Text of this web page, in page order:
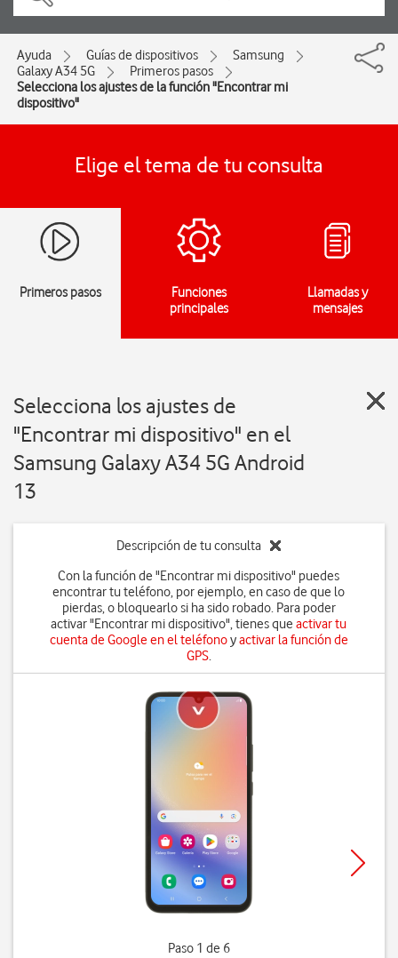
Ayuda Guías de dispositivos
Samsung
Galaxy A34 5G
Primeros pasos
Selecciona los ajustes de la función "Encontrar mi
dispositivo"
Elige el tema de tu consulta
Primeros pasos
Funciones
principales
Llamadas y
mensajes
Selecciona los ajustes de
"Encontrar mi dispositivo" en el
Samsung Galaxy A34 5G Android
13
Descripción de tu consulta
Con la función de "Encontrar mi dispositivo" puedes
encontrar tu teléfono, por ejemplo, en caso de que lo
pierdas, o bloquearlo si ha sido robado. Para poder
activar "Encontrar mi dispositivo", tienes queactivar tu
cuenta de Google en el teléfonoyactivar la función de
GPS.
Paso 1 de 6